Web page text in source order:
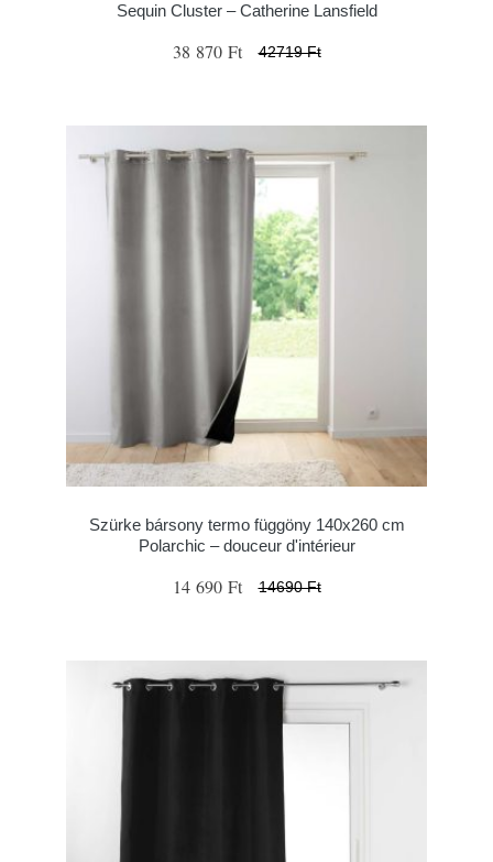
Sequin Cluster – Catherine Lansfield
38 870 Ft 42719 Ft
Szürke bársony termo függöny 140x260 cm
Polarchic – douceur d'intérieur
14 690 Ft 14690 Ft